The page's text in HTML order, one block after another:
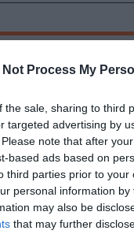
Not Process My
the sale, sharing to third
targeted advertising by
note that after
based ads based on
third parties prior to
personal information
may also be
that may further
Μουσείο Μαρία
Μουσείο Μαρία